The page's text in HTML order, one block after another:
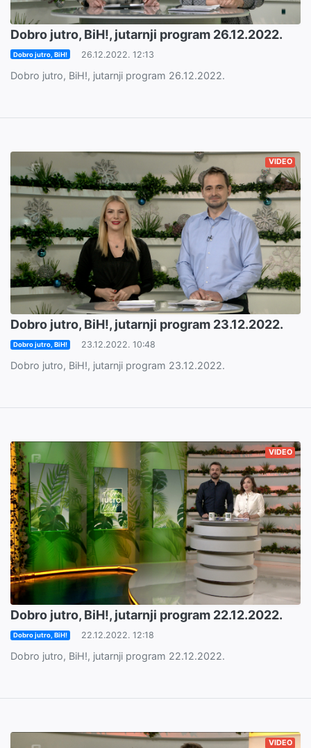
Dobro jutro, BiH!, jutarnji program 26.12.2022.
Dobro jutro, BiH! 26.12.2022. 12:13
Dobro jutro, BiH!, jutarnji program 26.12.2022.
VIDEO
Dobro jutro, BiH!, jutarnji program 23.12.2022.
Dobro jutro, BiH! 23.12.2022. 10:48
Dobro jutro, BiH!, jutarnji program 23.12.2022.
VIDEO
Dobro jutro, BiH!, jutarnji program 22.12.2022.
Dobro jutro, BiH! 22.12.2022. 12:18
Dobro jutro, BiH!, jutarnji program 22.12.2022.
VIDEO